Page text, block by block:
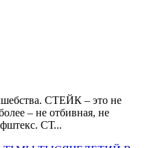
СТЕЙК – это не
– не отбивная, не
СТ...